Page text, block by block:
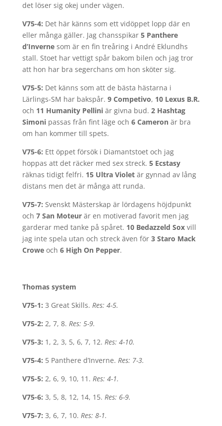
det löser sig okej under vägen.
V75-4: Det här känns som ett vidöppet lopp där en
eller många gäller. Jag chansspikar 5 Panthere
d’Invernesom är en fin treåring i André Eklundhs
stall. Stoet har vettigt spår bakom bilen och jag tror
att hon har bra segerchans om hon sköter sig.
V75-5: Det känns som att de bästa hästarna i
Lärlings-SM har bakspår. 9 Competivo, 10 Lexus B.R.
och 11 HumanityPelliniär givna bud. 2 Hashtag
Simonipassas från fint läge och 6 Cameronär bra
om han kommer till spets.
V75-6: Ett öppet försök i Diamantstoet och jag
hoppas att det räcker med sex streck. 5 Ecstasy
räknas tidigt felfri. 15 Ultra Violetär gynnad av lång
distans men det är många att runda.
V75-7: Svenskt Mästerskap är lördagens höjdpunkt
och 7 San Moteurär en motiverad favorit men jag
garderar med tanke på spåret. 10 Bedazzeld Soxvill
jag inte spela utan och streck även för 3 Staro Mack
Croweoch 6 High On Pepper.
Thomas system
V75-1: 3 Great Skills. Res: 4-5.
V75-2: 2, 7, 8. Res: 5-9.
V75-3: 1, 2, 3, 5, 6, 7, 12. Res: 4-10.
V75-4: 5 Panthere d’Inverne. Res: 7-3.
V75-5: 2, 6, 9, 10, 11. Res: 4-1.
V75-6: 3, 5, 8, 12, 14, 15. Res: 6-9.
V75-7: 3, 6, 7, 10. Res: 8-1.